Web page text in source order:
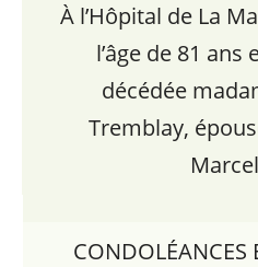
À l’Hôpital de La
l’âge de 81 ans
décédée
Tremblay,
CONDOLÉANCES